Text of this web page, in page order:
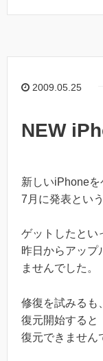
2009.05.25
NEW
新しいiPhone
7月に発表とい
ゲットしたとい
昨日からアップ
ませんでした。
修復を試みるも
復元開始すると
復元できません